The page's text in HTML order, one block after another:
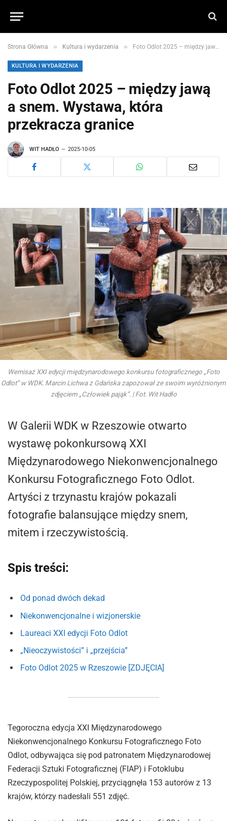
Strona Główna » Kultura i wydarzenia » Foto Odlot 2025 – między jawą a snem. Wystawa, która przekracza granice
KULTURA I WYDARZENIA
Foto Odlot 2025 – między jawą
a snem. Wystawa, która
przekracza granice
WIT HADŁO 2025-10-05
Wernisaż XXI edycji międzynarodowego konkursu fotograficznego „Foto
Odlot” w WDK. Marcin Lichwa z Gdańska zapozował ze swoim wyróżnionym
zdjęciem „Człowiek pająk”. | Fot. Wit Hadło
W Galerii WDK w Rzeszowie otwarto
wystawę pokonkursową XXI
Międzynarodowego Niekonwencjonalnego
Konkursu Fotograficznego Foto Odlot.
Artyści z trzynastu krajów pokazali
fotografie balansujące między snem,
mitem i rzeczywistością.
Spis treści:
Od ponad dwóch dekad
Niekonwencjonalne i wizjonerskie
Laureaci XXI edycji Foto Odlot
„Nieoczywistości” i „przejścia”
Foto Odlot 2025 w Rzeszowie [ZDJĘCIA]
Tegoroczna edycja XXI Międzynarodowego
Niekonwencjonalnego Konkursu Fotograficznego Foto
Odlot, odbywająca się pod patronatem Międzynarodowej
Federacji Sztuki Fotograficznej (FIAP) i Fotoklubu
Rzeczypospolitej Polskiej, przyciągnęła 153 autorów z 13
krajów, którzy nadesłali 551 zdjęć.